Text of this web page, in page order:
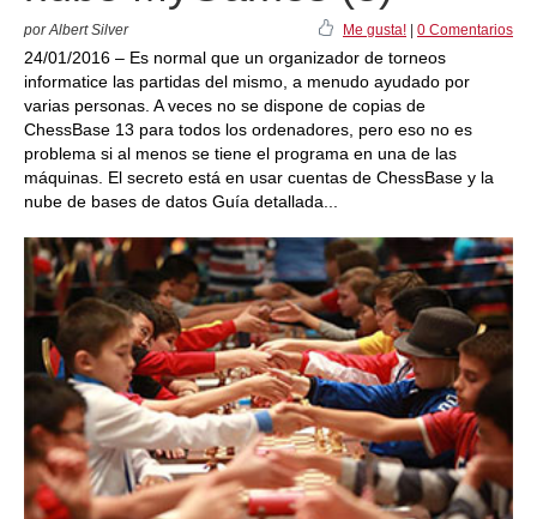
por Albert Silver Me gusta! 0 Comentarios
24/01/2016 – Es normal que un organizador de torneos
informatice las partidas del mismo, a menudo ayudado por
varias personas. A veces no se dispone de copias de
ChessBase 13 para todos los ordenadores, pero eso no es
problema si al menos se tiene el programa en una de las
máquinas. El secreto está en usar cuentas de ChessBase y la
nube de bases de datos Guía detallada...